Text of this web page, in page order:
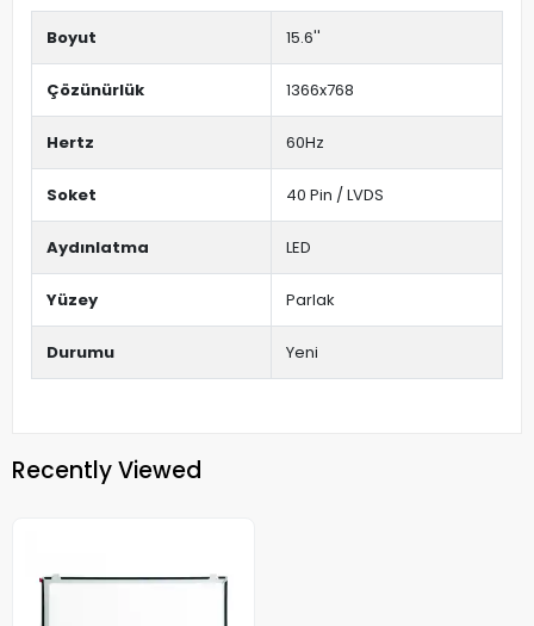
Boyut 15.6''
Çözünürlük 1366x768
Hertz 60Hz
Soket 40 Pin / LVDS
Aydınlatma LED
Yüzey Parlak
Durumu Yeni
Recently Viewed